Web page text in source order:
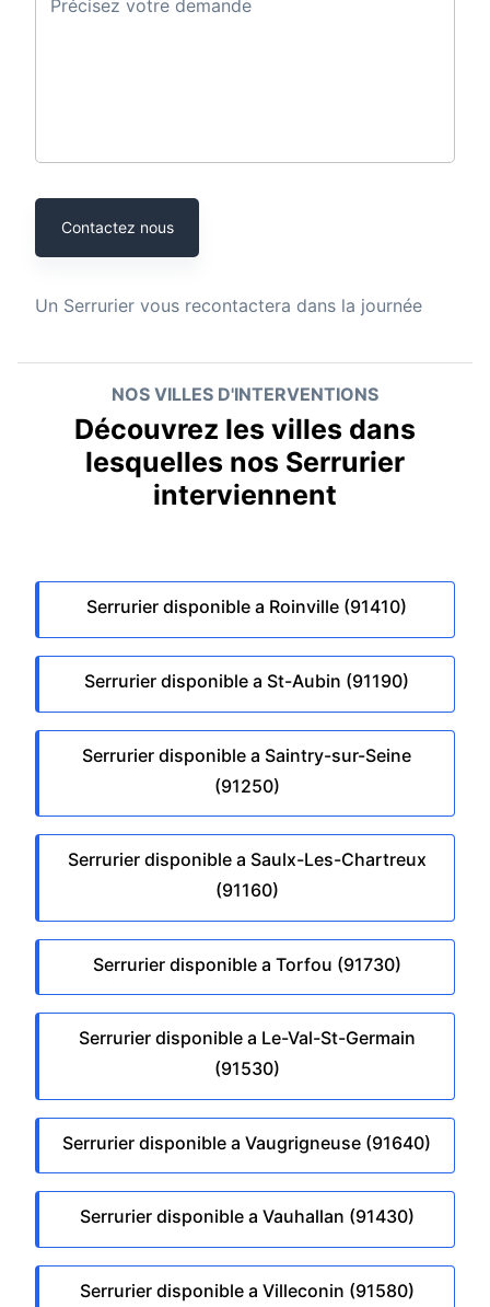
Précisez votre demande
Contactez nous
Un Serrurier vous recontactera dans la journée
NOS VILLES D'INTERVENTIONS
Découvrez les villes dans
lesquelles nos Serrurier
interviennent
Serrurier disponible a Roinville (91410)
Serrurier disponible a St-Aubin (91190)
Serrurier disponible a Saintry-sur-Seine
(91250)
Serrurier disponible a Saulx-Les-Chartreux
(91160)
Serrurier disponible a Torfou (91730)
Serrurier disponible a Le-Val-St-Germain
(91530)
Serrurier disponible a Vaugrigneuse (91640)
Serrurier disponible a Vauhallan (91430)
Serrurier disponible a Villeconin (91580)